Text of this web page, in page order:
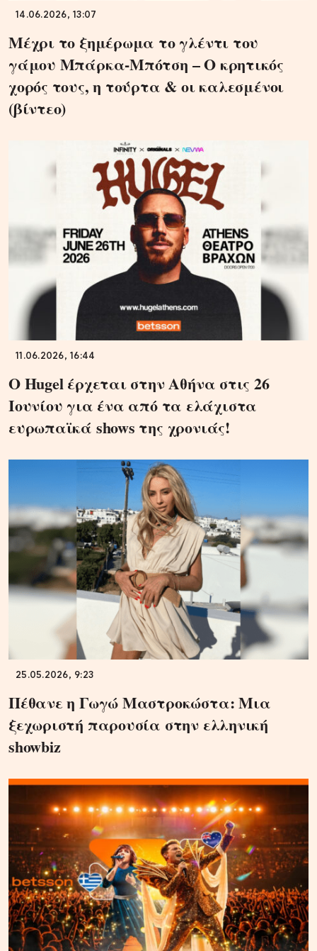
14.06.2026, 13:07
Μέχρι το ξημέρωμα το γλέντι του
γάμου Μπάρκα-Μπότση – Ο κρητικός
χορός τους, η τούρτα & οι καλεσμένοι
(βίντεο)
11.06.2026, 16:44
Ο Hugel έρχεται στην Αθήνα στις 26
Ιουνίου για ένα από τα ελάχιστα
ευρωπαϊκά shows της χρονιάς!
25.05.2026, 9:23
Πέθανε η Γωγώ Μαστροκώστα: Μια
ξεχωριστή παρουσία στην ελληνική
showbiz